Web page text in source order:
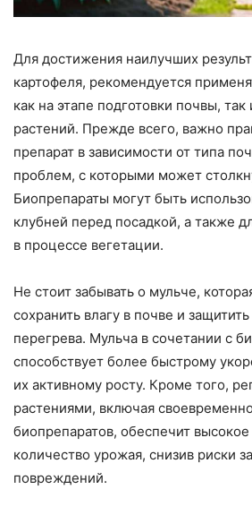
Для достижения наилучших
картофеля, рекомендуется
как на этапе подготовки почвы,
растений. Прежде всего, важно
препарат в зависимости от типа
проблем, с которыми может
Биопрепараты могут быть
клубней перед посадкой, а также
в процессе вегетации.
Не стоит забывать о мульче,
сохранить влагу в почве и
перегрева. Мульча в сочетании с
способствует более быстрому
их активному росту. Кроме того,
растениями, включая
биопрепаратов, обеспечит высокое
количество урожая, снизив риски
повреждений.